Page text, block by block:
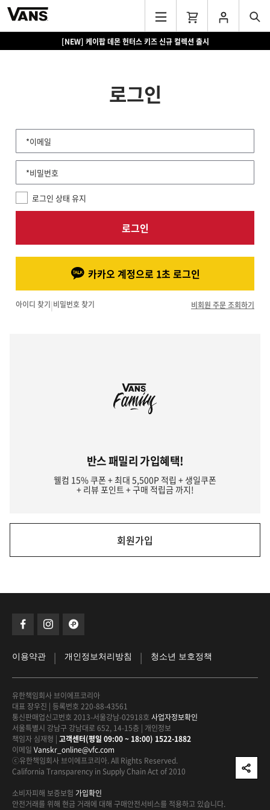
[NEW] 케이팝 데몬 헌터스 키즈 신규 컬렉션 출시
로그인
*이메일
*비밀번호
로그인 상태 유지
로그인
카카오 계정으로 1초 로그인
아이디 찾기|비밀번호 찾기 비회원 주문 조회하기
반스 패밀리 가입혜택!
웰컴 15% 쿠폰 + 최대 5,500P 적립 + 생일쿠폰
+ 리뷰 포인트 + 구매 적립금 까지!
회원가입
이용약관 | 개인정보처리방침 | 청소년 보호정책
유한책임회사 브이에프코리아
대표 장우진 | 등록번호 220-88-43561
통신판매업신고번호 2013-서울강남-02918호 사업자정보확인
서울특별시 강남구 강남대로 652, 14-15층 | 개인정보
책임자 심재형 | 고객센터(평일 09:00 ~ 18:00) 1522-1882
이메일 Vanskr_online@vfc.com
ⓒ유한책임회사 브이에프코리아. All Rights Reserved.
California Transparency in Supply Chain Act of 2010
소비자피해 보증보험 가입확인
안전거래를 위해 현금 거래에 대해 구매안전서비스를 적용하고 있습니다.